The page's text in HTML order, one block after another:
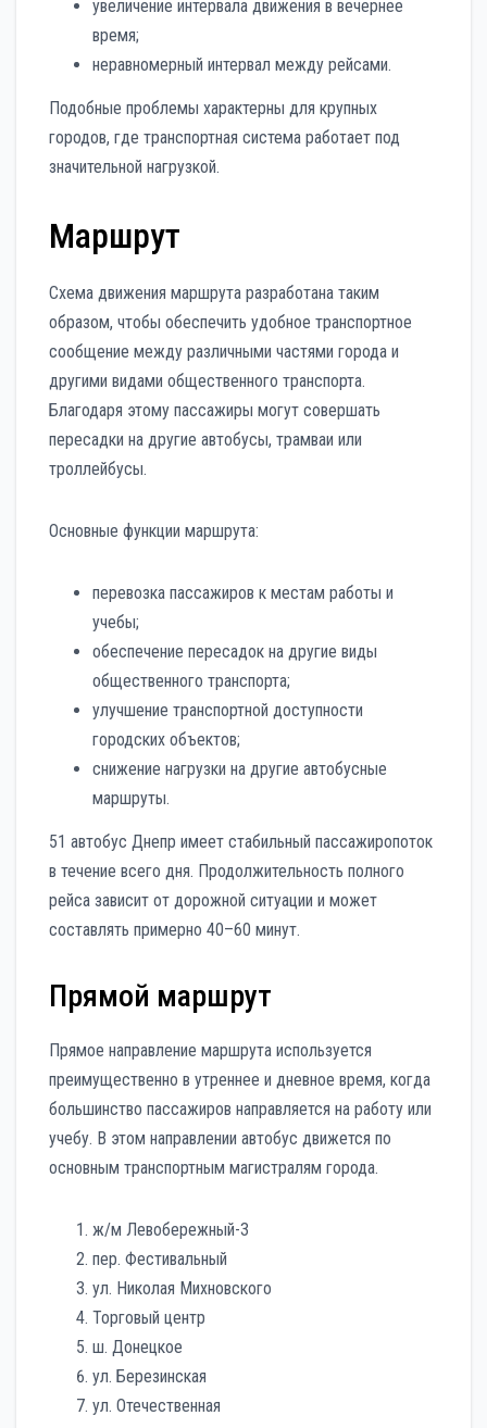
увеличение интервала движения в вечернее
время;
неравномерный интервал между рейсами.
Подобные проблемы характерны для крупных
городов, где транспортная система работает под
значительной нагрузкой.
Маршрут
Схема движения маршрута разработана таким
образом, чтобы обеспечить удобное транспортное
сообщение между различными частями города и
другими видами общественного транспорта.
Благодаря этому пассажиры могут совершать
пересадки на другие автобусы, трамваи или
троллейбусы.
Основные функции маршрута:
перевозка пассажиров к местам работы и
учебы;
обеспечение пересадок на другие виды
общественного транспорта;
улучшение транспортной доступности
городских объектов;
снижение нагрузки на другие автобусные
маршруты.
51 автобус Днепр имеет стабильный пассажиропоток
в течение всего дня. Продолжительность полного
рейса зависит от дорожной ситуации и может
составлять примерно 40–60 минут.
Прямой маршрут
Прямое направление маршрута используется
преимущественно в утреннее и дневное время, когда
большинство пассажиров направляется на работу или
учебу. В этом направлении автобус движется по
основным транспортным магистралям города.
ж/м Левобережный-3
пер. Фестивальный
ул. Николая Михновского
Торговый центр
ш. Донецкое
ул. Березинская
ул. Отечественная